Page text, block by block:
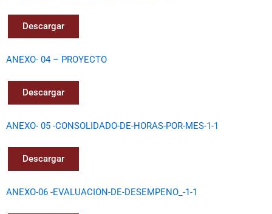
Descargar
ANEXO- 04 – PROYECTO
Descargar
ANEXO- 05 -CONSOLIDADO-DE-HORAS-POR-MES-1-1
Descargar
ANEXO-06 -EVALUACION-DE-DESEMPENO_-1-1